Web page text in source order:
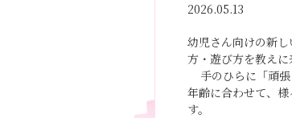
2026.05.13
幼児さん向けの新
方・遊び方を教えに
手のひらに「頑
年齢に合わせて、
す。